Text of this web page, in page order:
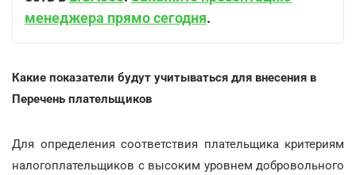
менеджера прямо сегодня.
Какие показатели будут учитываться для внесения в
Перечень плательщиков
Для определения соответствия плательщика критериям
налогоплательщиков с высоким уровнем добровольного